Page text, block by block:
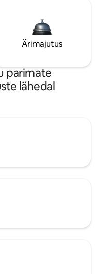
Ärimajutus
parimate
lähedal